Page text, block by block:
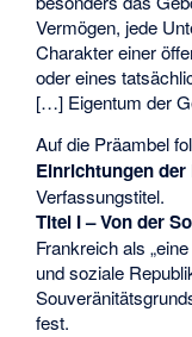
Vermögen, jede
Charakter einer
oder eines
[…] Eigentum der
Auf die Präambel
Einrichtungen der
Verfassungstitel.
Titel I – Von der
Frankreich als
und soziale
fest.